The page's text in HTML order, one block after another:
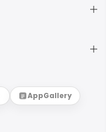
AppGallery